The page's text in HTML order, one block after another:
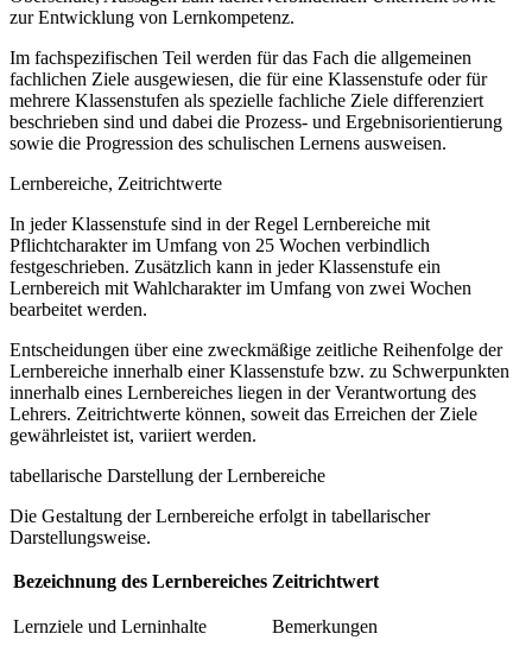
zur Entwicklung von Lernkompetenz.
Im fachspezifischen Teil werden für das Fach die allgemeinen
fachlichen Ziele ausgewiesen, die für eine Klassenstufe oder für
mehrere Klassenstufen als spezielle fachliche Ziele differenziert
beschrieben sind und dabei die Prozess- und Ergebnisorientierung
sowie die Progression des schulischen Lernens ausweisen.
Lernbereiche, Zeitrichtwerte
In jeder Klassenstufe sind in der Regel Lernbereiche mit
Pflichtcharakter im Umfang von 25 Wochen verbindlich
festgeschrieben. Zusätzlich kann in jeder Klassenstufe ein
Lernbereich mit Wahlcharakter im Umfang von zwei Wochen
bearbeitet werden.
Entscheidungen über eine zweckmäßige zeitliche Reihenfolge der
Lernbereiche innerhalb einer Klassenstufe bzw. zu Schwerpunkten
innerhalb eines Lernbereiches liegen in der Verantwortung des
Lehrers. Zeitrichtwerte können, soweit das Erreichen der Ziele
gewährleistet ist, variiert werden.
tabellarische Darstellung der Lernbereiche
Die Gestaltung der Lernbereiche erfolgt in tabellarischer
Darstellungsweise.
Bezeichnung des Lernbereiches Zeitrichtwert
Lernziele und Lerninhalte Bemerkungen